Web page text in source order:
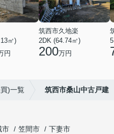
㎡)
円
筑西市久地楽
2DK (64.74㎡)
200万円
)一覧 筑西市桑山中古戸建
市 笠間市
下妻市